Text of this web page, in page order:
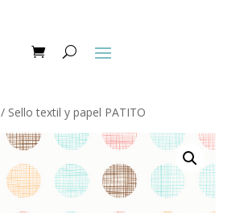
/ Sello textil y papel PATITO